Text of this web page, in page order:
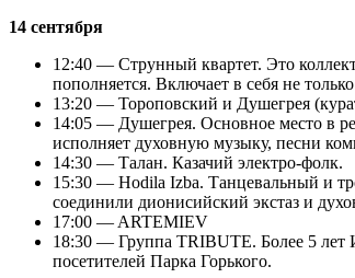
14 сентября
12:40 — Струнный квартет. Это
пополняется. Включает в себя не
13:20 — Тороповский и Душегрея
14:05 — Душегрея. Основное место в
исполняет духовную музыку, песни
14:30 — Талан. Казачий электро-фолк.
15:30 — Hodila Izba. Танцевальный и
соединили дионисийский экстаз и
17:00 — ARTEMIEV
18:30 — Группа TRIBUTE. Более 5 лет
посетителей Парка Горького.